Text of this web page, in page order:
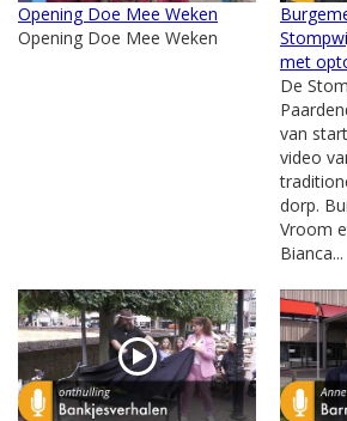
Opening Doe Mee Weken
Opening Doe Mee Weken
met
De
van
video
dorp.
Vroom
Bianca...